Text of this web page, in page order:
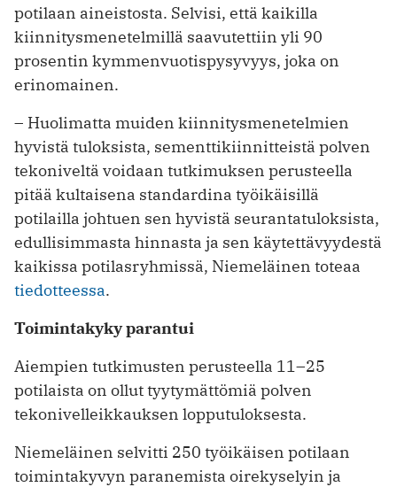
potilaan aineistosta. Selvisi, että kaikilla
kiinnitysmenetelmillä saavutettiin yli 90
prosentin kymmenvuotispysyvyys, joka on
erinomainen.
– Huolimatta muiden kiinnitysmenetelmien
hyvistä tuloksista, sementtikiinnitteistä polven
tekoniveltä voidaan tutkimuksen perusteella
pitää kultaisena standardina työikäisillä
potilailla johtuen sen hyvistä seurantatuloksista,
edullisimmasta hinnasta ja sen käytettävyydestä
kaikissa potilasryhmissä, Niemeläinen toteaa
tiedotteessa.
Toimintakyky parantui
Aiempien tutkimusten perusteella 11–25
potilaista on ollut tyytymättömiä polven
tekonivelleikkauksen lopputuloksesta.
Niemeläinen selvitti 250 työikäisen potilaan
toimintakyvyn paranemista oirekyselyin ja